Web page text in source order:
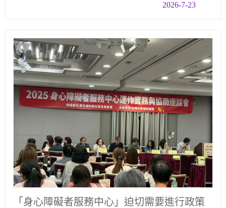
2026-7-23
「身心障礙者服務中心」迫切需要進行政策